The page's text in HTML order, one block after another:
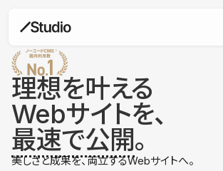
理想を叶える
Webサイトを、
最速で公開。
美しさと成果を、両立するWebサイトへ。